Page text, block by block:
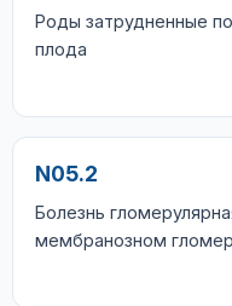
Роды затрудненные
плода
N05.2
Болезнь
мембранозном